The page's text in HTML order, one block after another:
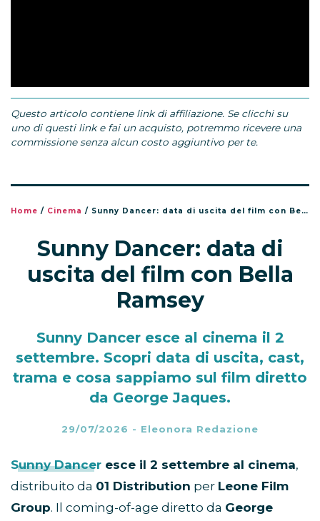
Questo articolo contiene link di affiliazione. Se clicchi su
uno di questi link e fai un acquisto, potremmo ricevere una
commissione senza alcun costo aggiuntivo per te.
Home / Cinema / Sunny Dancer: data di uscita del film con Bella Ramsey
Sunny Dancer: data di
uscita del film con Bella
Ramsey
Sunny Dancer esce al cinema il 2
settembre. Scopri data di uscita, cast,
trama e cosa sappiamo sul film diretto
da George Jaques.
29/07/2026 - Eleonora Redazione
Sunny Dancer esce il 2 settembre al cinema,
distribuito da 01 Distribution per Leone Film
Group. Il coming-of-age diretto da George